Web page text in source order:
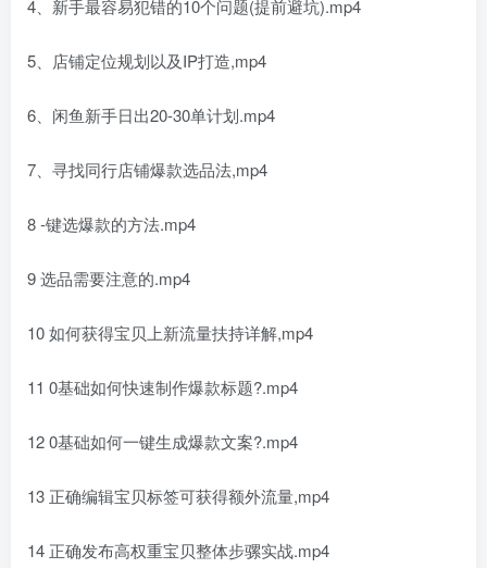
4、新手最容易犯错的10个问题(提前避坑).mp4
5、店铺定位规划以及IP打造,mp4
6、闲鱼新手日出20-30单计划.mp4
7、寻找同行店铺爆款选品法,mp4
8 -键选爆款的方法.mp4
9 选品需要注意的.mp4
10 如何获得宝贝上新流量扶持详解,mp4
11 0基础如何快速制作爆款标题?.mp4
12 0基础如何一键生成爆款文案?.mp4
13 正确编辑宝贝标签可获得额外流量,mp4
14 正确发布高权重宝贝整体步骡实战.mp4